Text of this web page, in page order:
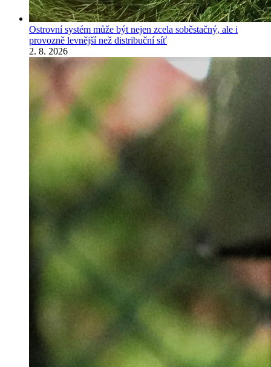
Ostrovní systém může být nejen zcela soběstačný, ale i
provozně levnější než distribuční síť
2. 8. 2026